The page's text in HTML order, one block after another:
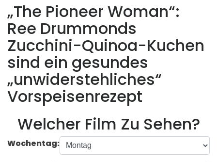
„The Pioneer Woman“:
Ree Drummonds
Zucchini-Quinoa-Kuchen
sind ein gesundes
„unwiderstehliches“
Vorspeisenrezept
Welcher Film Zu Sehen?
Wochentag: